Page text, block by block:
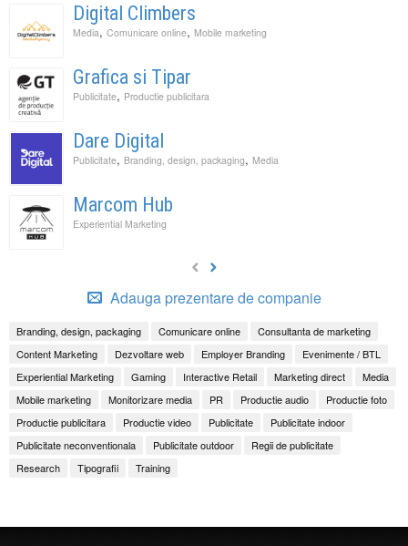
Digital Climbers
Media, Comunicare online, Mobile marketing
Grafica si Tipar
Publicitate, Productie publicitara
Dare Digital
Publicitate, Branding, design, packaging, Media
Marcom Hub
Experiential Marketing
Adauga prezentare de companie
Branding, design, packaging Comunicare online
Consultanta de marketing
Content Marketing
Dezvoltare web Employer Branding
Evenimente / BTL
Experiential Marketing
Gaming Interactive Retail Marketing direct
Media
Mobile marketing
Monitorizare media PR Productie audio
Productie foto
Productie publicitara
Productie video Publicitate
Publicitate indoor
Publicitate neconventionala
Publicitate outdoor
Regii de publicitate
Research
Tipografii Training